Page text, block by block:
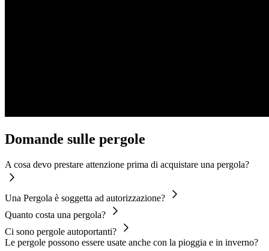
Domande sulle pergole
A cosa devo prestare attenzione prima di acquistare una pergola?
Una Pergola è soggetta ad autorizzazione?
Quanto costa una pergola?
Ci sono pergole autoportanti?
Le pergole possono essere usate anche con la pioggia e in inverno?